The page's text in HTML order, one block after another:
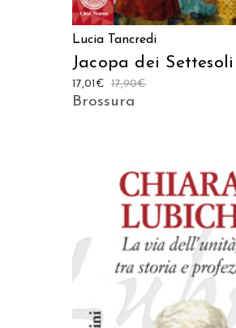
Lucia Tancredi
Jacopa dei Settesoli
17,90€
17,01 €
Brossura
AGGIUNGI AL CARRELLO